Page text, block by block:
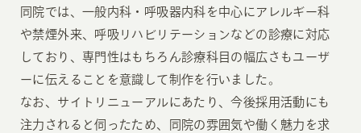
同院では、一般内科・呼吸器内科を中心にアレルギー科
や禁煙外来、呼吸リハビリテーションなどの診療に対応
しており、専門性はもちろん診療科目の幅広さもユーザ
ーに伝えることを意識して制作を行いました。
なお、サイトリニューアルにあたり、今後採用活動にも
注力されると伺ったため、同院の雰囲気や働く魅力を求